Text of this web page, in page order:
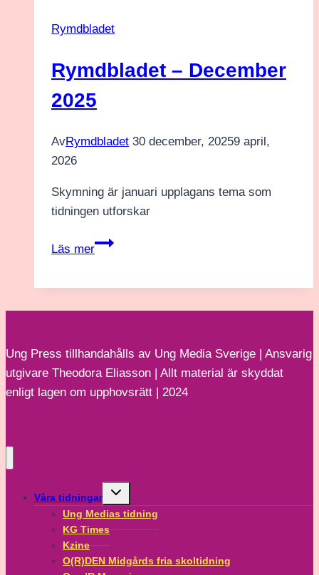
Rymdbladet
Rymdbladet – December
2025
AvRymdbladet 30 december, 20259 april,
2026
Skymning är januari upplagans tema som
tidningen utforskar
Läs mer
Rymdbladet
Ung Press tillhandahålls av Ung Media Sverige | Ansvarig
utgivare Theodora Eliasson | Allt material är skyddat
enligt lagen om upphovsrätt | 2024
Våra tidningar
Toggle
menu
Ung Medias tidning
KG Times
Kzine
O(R)DEN Midgårds fria skoltidning